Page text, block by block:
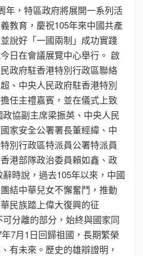
年，特區政府將展開一系列活
教育，慶祝105年來中國共產
說好「一國兩制」成功實踐
日在會議展覽中心舉行。 啟
政府駐香港特別行政區聯絡
、中央人民政府駐香港特別
任主禮嘉賓，並在儀式上致
協副主席梁振英、中央人民
家安全公署署長董經緯、中
別行政區特派員公署特派員
港部隊政治委員賴如鑫、政
時說，過去105年以來，中國
結中華兒女不懈奮鬥，推動
民族踏上偉大復興的征
分離的部分，始終與國家同
7月1日回歸祖國，長期繁榮
有未來。歷史的雄辯證明，